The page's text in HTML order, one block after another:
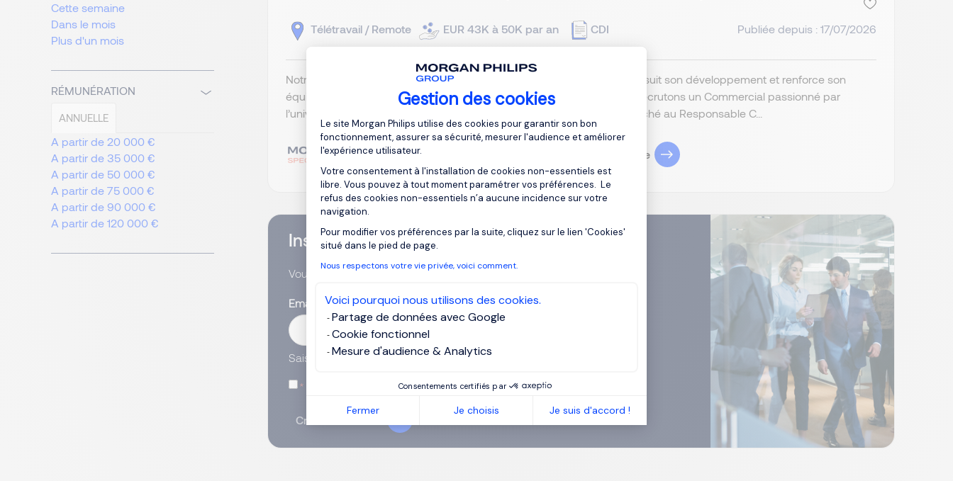
Gestion des cookies
Plateforme de Gestion du Consentement : Personnalisez vos Options
Le site Morgan Philips utilise des cookies pour garantir son bon
fonctionnement, assurer sa sécurité, mesurer l'audience et améliorer
l'expérience utilisateur.
Votre consentement à l'installation de cookies non-essentiels est
libre. Vous pouvez à tout moment paramétrer vos préférences. Le
refus des cookies non-essentiels n’a aucune incidence sur votre
navigation.
Pour modifier vos préférences par la suite, cliquez sur le lien 'Cookies'
situé dans le pied de page.
Nous respectons votre vie privée, voici comment.
Voici pourquoi nous utilisons des cookies.
Partage de données avec Google
Cookie fonctionnel
Mesure d'audience & Analytics
Consentements certifiés par
Fermer Je choisis Je suis d'accord !
Axeptio consent
Cette semaine
Dans le mois
Plus d'un mois
RÉMUNÉRATION
ANNUELLE
A partir de 20 000 €
A partir de 35 000 €
A partir de 50 000 €
A partir de 75 000 €
A partir de 90 000 €
A partir de 120 000 €
Télétravail / Remote EUR 43K à 50K par an CDI Publiée depuis : 17/07/2026
Notre client, acteur reconnu dans le secteur des vins et spiritueux, poursuit son développement et renforce son
équipe commerciale dédiée au réseau cavistes. Dans ce cadre, nous recrutons un Commercial passionné par
l’univers des spiritueux, avec un fort goût du terrain et du conseil. Rattaché au Responsable C...
Je postule
Inscrivez-vous pour recevoir des alertes
Vous recevrez des offres pour : Tourisme & Loisirs
Email
Saisissez votre adresse email
J’ai lu et j’accepte laPolitique Informatique et Libertés
Créer vos alertes